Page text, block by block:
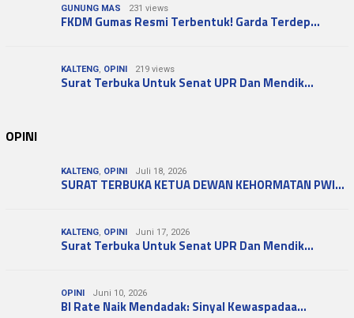
GUNUNG MAS 231 views
FKDM Gumas Resmi Terbentuk! Garda Terdep…
KALTENG, OPINI 219 views
Surat Terbuka Untuk Senat UPR Dan Mendik…
OPINI
KALTENG, OPINI Juli 18, 2026
SURAT TERBUKA KETUA DEWAN KEHORMATAN PWI…
KALTENG, OPINI Juni 17, 2026
Surat Terbuka Untuk Senat UPR Dan Mendik…
OPINI Juni 10, 2026
BI Rate Naik Mendadak: Sinyal Kewaspadaa…